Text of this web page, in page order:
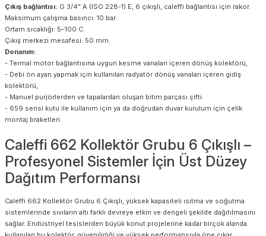
Çıkış bağlantısı: G 3/4" A (ISO 228-1) E, 6 çıkışlı, caleffi bağlantısı için rakor.
Maksimum çalışma basıncı: 10 bar.
Ortam sıcaklığı: 5–100 C.
Çıkış merkezi mesafesi: 50 mm.
Donanım:
- Termal motor bağlantısına uygun kesme vanaları içeren dönüş kolektörü,
- Debi ön ayarı yapmak için kullanılan radyatör dönüş vanaları içeren gidiş
kolektörü,
- Manuel purjörlerden ve tapalardan oluşan bitim parçası çifti
- 659 serisi kutu ile kullanım için ya da doğrudan duvar kurulum için çelik
montaj braketleri.
Caleffi 662 Kollektör Grubu 6 Çıkışlı –
Profesyonel Sistemler İçin Üst Düzey
Dağıtım Performansı
Caleffi 662 Kollektör Grubu 6 Çıkışlı, yüksek kapasiteli ısıtma ve soğutma
sistemlerinde sıvıların altı farklı devreye etkin ve dengeli şekilde dağıtılmasını
sağlar. Endüstriyel tesislerden büyük konut projelerine kadar birçok alanda